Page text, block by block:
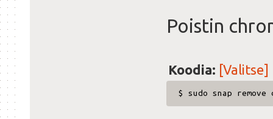
E: The repository
$ sudo apt-get
Luetaan
Muodostetaan
Luetaan
Poistin
Koodia: [Valitse]
$ sudo snap remove